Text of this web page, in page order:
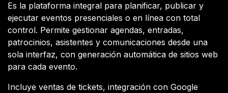
Es la plataforma integral para planificar, publicar y
ejecutar eventos presenciales o en línea con total
control. Permite gestionar agendas, entradas,
patrocinios, asistentes y comunicaciones desde una
sola interfaz, con generación automática de sitios web
para cada evento.
Incluye ventas de tickets, integración con Google